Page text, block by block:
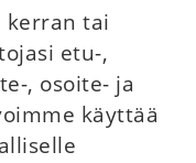
kerran tai
etu-,
, osoite- ja
käyttää